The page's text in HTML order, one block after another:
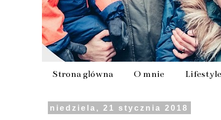
Strona główna O mnie Lifestyle
niedziela, 21 stycznia 2018